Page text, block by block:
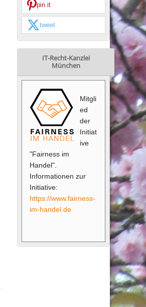
pin it
tweet
IT-Recht-Kanzlei
München
Mitgli
ed
der
Initiat
ive
"Fairness im
Handel".
Informationen zur
Initiative:
https://www.fairness-
im-handel.de